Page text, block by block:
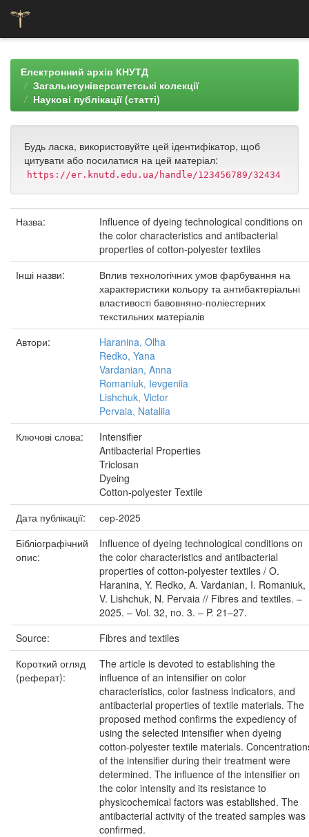
navigationЕлектронний архів КНУТД
Загальноуніверситетські колекції
Наукові публікації (статті)
Будь ласка, використовуйте цей ідентифікатор, щоб
цитувати або посилатися на цей матеріал:
https://er.knutd.edu.ua/handle/123456789/32434
Назва:
Influence of dyeing technological conditions on
the color characteristics and antibacterial
properties of cotton-polyester textiles
Інші назви:
Вплив технологічних умов фарбування на
характеристики кольору та антибактеріальні
властивості бавовняно-поліестерних
текстильних матеріалів
Автори:
Haranina, Olha
Redko, Yana
Vardanian, Anna
Romaniuk, Ievgeniia
Lishchuk, Victor
Pervaia, Nataliia
Ключові слова:
Intensifier
Antibacterial Properties
Triclosan
Dyeing
Cotton-polyester Textile
Дата публікації:
сер-2025
Бібліографічний
опис:
Influence of dyeing technological conditions on
the color characteristics and antibacterial
properties of cotton-polyester textiles / O.
Haranina, Y. Redko, A. Vardanian, I. Romaniuk,
V. Lishchuk, N. Pervaia // Fibres and textiles. –
2025. – Vol. 32, no. 3. – P. 21–27.
Source:
Fibres and textiles
Короткий огляд
(реферат):
The article is devoted to establishing the
influence of an intensifier on color
characteristics, color fastness indicators, and
antibacterial properties of textile materials. The
proposed method confirms the expediency of
using the selected intensifier when dyeing
cotton-polyester textile materials.
of the intensifier during their treatment were
determined. The influence of the intensifier on
the color intensity and its resistance to
physicochemical factors was established. The
antibacterial activity of the treated samples was
confirmed.